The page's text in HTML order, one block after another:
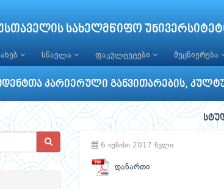
სახელმწიფო
სწავლა ფაკულტეტები მეცნიერება
კარიერული განვითარების,
6 ივნისი 2017 წელი
დანართი